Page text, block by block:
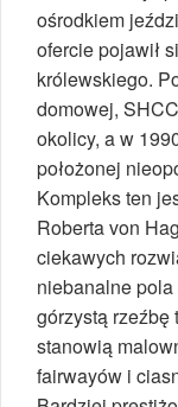
ośrodkiem
ofercie pojawił
królewskiego.
domowej,
okolicy, a w
położonej
Kompleks ten
Roberta von
ciekawych
niebanalne
górzystą rzeźbę
stanowią
fairwayów i